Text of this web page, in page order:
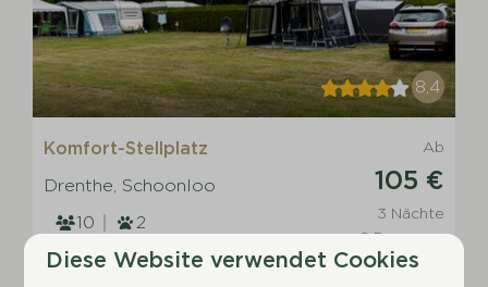
8,4
Ab
105 €
3 Nächte
2 Personen
Komfort-Stellplatz
Drenthe, Schoonloo
10
2
10 Ampere elektrischer Strom
Diese Website verwendet Cookies